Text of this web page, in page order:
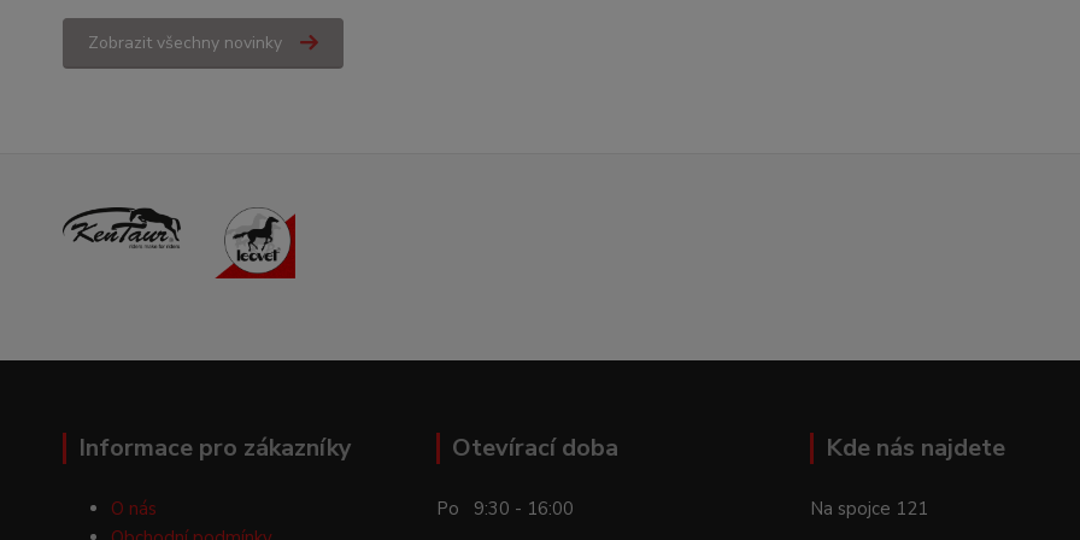
Zobrazit všechny novinky
Informace pro zákazníky
O nás
Otevírací doba
Po 9:30 - 16:00
Kde nás najdete
Na spojce 121